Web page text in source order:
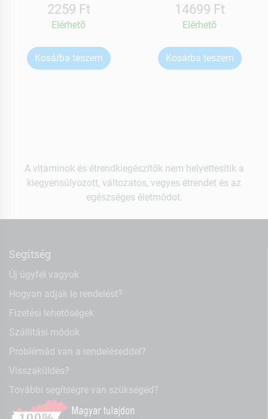
2259 Ft
Elérhetõ
Kosárba teszem
14699 Ft
Elérhetõ
Kosárba teszem
A vitaminok és étrendkiegészítők nem helyettesítik a
kiegyensúlyozott, változatos, vegyes étrendet és az
egészséges életmódot.
Segítség
Új ügyfél vagyok
Hogyan adjak le rendelést?
Fizetési lehetőségek
Szállítási módok
Problémád van a rendeléseddel?
Visszaküldés?
További segítségre van szükséged?